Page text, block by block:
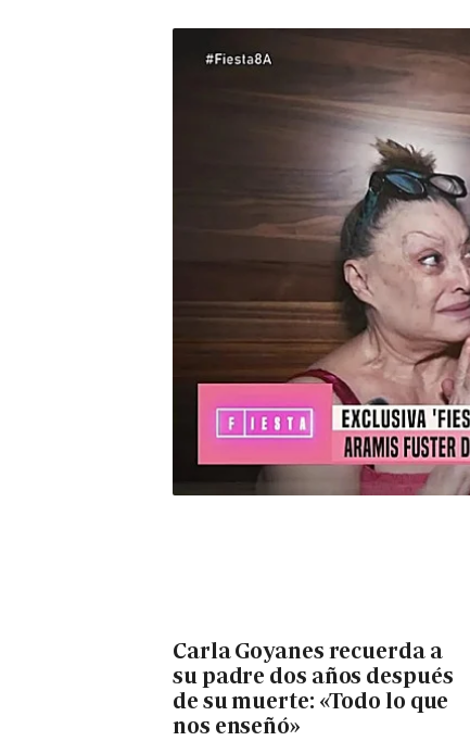
Carla Goyanes recuerda a
su padre dos años después
de su muerte: «Todo lo que
nos enseñó»